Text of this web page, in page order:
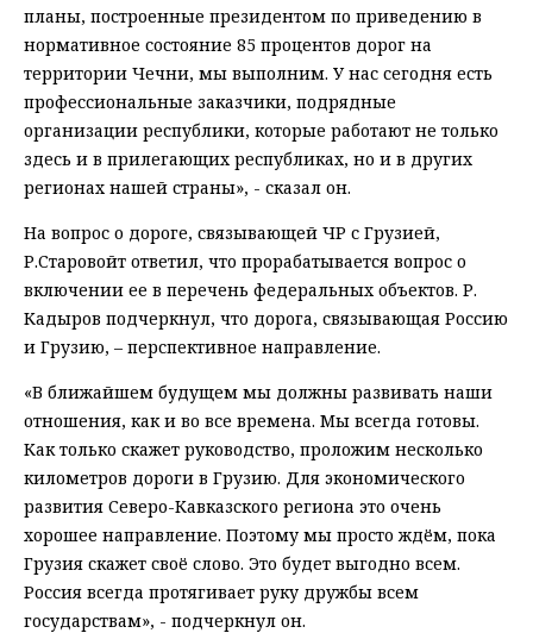
планы, построенные президентом по приведению в
нормативное состояние 85 процентов дорог на
территории Чечни, мы выполним. У нас сегодня есть
профессиональные заказчики, подрядные
организации республики, которые работают не только
здесь и в прилегающих республиках, но и в других
регионах нашей страны», - сказал он.
На вопрос о дороге, связывающей ЧР с Грузией,
Р.Старовойт ответил, что прорабатывается вопрос о
включении ее в перечень федеральных объектов. Р.
Кадыров подчеркнул, что дорога, связывающая Россию
и Грузию, – перспективное направление.
«В ближайшем будущем мы должны развивать наши
отношения, как и во все времена. Мы всегда готовы.
Как только скажет руководство, проложим несколько
километров дороги в Грузию. Для экономического
развития Северо-Кавказского региона это очень
хорошее направление. Поэтому мы просто ждём, пока
Грузия скажет своё слово. Это будет выгодно всем.
Россия всегда протягивает руку дружбы всем
государствам», - подчеркнул он.